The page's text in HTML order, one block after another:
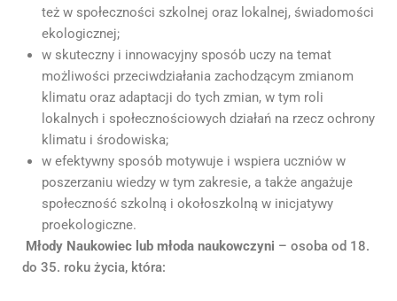
też w społeczności szkolnej oraz lokalnej, świadomości
ekologicznej;
w skuteczny i innowacyjny sposób uczy na temat
możliwości przeciwdziałania zachodzącym zmianom
klimatu oraz adaptacji do tych zmian, w tym roli
lokalnych i społecznościowych działań na rzecz ochrony
klimatu i środowiska;
w efektywny sposób motywuje i wspiera uczniów w
poszerzaniu wiedzy w tym zakresie, a także angażuje
społeczność szkolną i okołoszkolną w inicjatywy
proekologiczne.
Młody Naukowiec lub młoda naukowczyni – osoba od 18.
do 35. roku życia, która: